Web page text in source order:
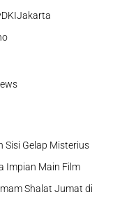
Sisi Gelap Misterius
Impian Main Film
Shalat Jumat di